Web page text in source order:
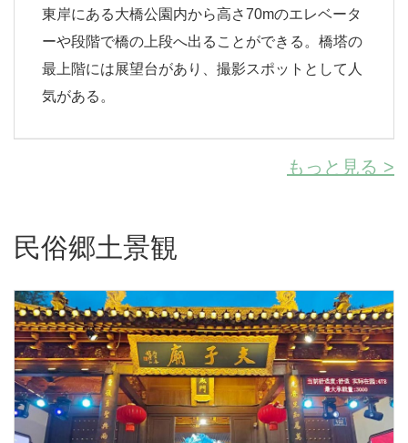
東岸にある大橋公園内から高さ70mのエレベータ
ーや段階で橋の上段へ出ることができる。橋塔の
最上階には展望台があり、撮影スポットとして人
気がある。
もっと見る >
民俗郷土景観